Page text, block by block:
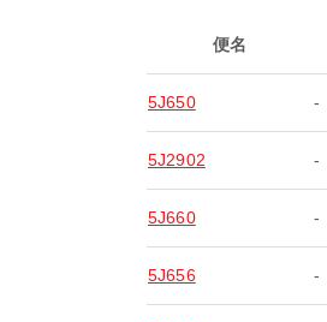
便名
5J650 -
5J2902 -
5J660 -
5J656 -